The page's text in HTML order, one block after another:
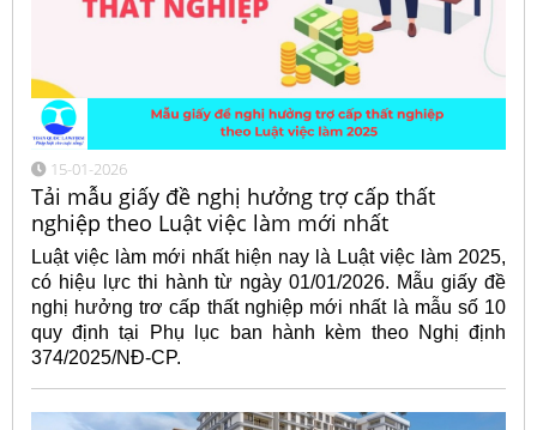
15-01-2026
Tải mẫu giấy đề nghị hưởng trợ cấp thất
nghiệp theo Luật việc làm mới nhất
Luật việc làm mới nhất hiện nay là Luật việc làm 2025,
có hiệu lực thi hành từ ngày 01/01/2026. Mẫu giấy đề
nghị hưởng trơ cấp thất nghiệp mới nhất là mẫu số 10
quy định tại Phụ lục ban hành kèm theo Nghị định
374/2025/NĐ-CP.